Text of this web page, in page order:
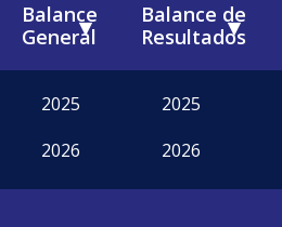
Balance
General
2025
2026
Balance de
Resultados
2025
2026